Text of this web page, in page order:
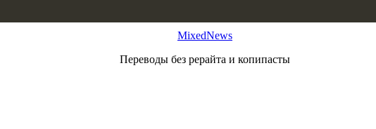
MixedNews
Переводы без рерайта и копипасты